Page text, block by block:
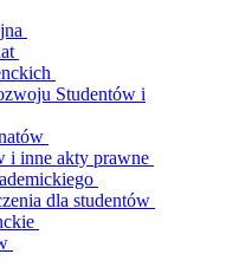
Studentów i
i inne akty prawne
dla studentów